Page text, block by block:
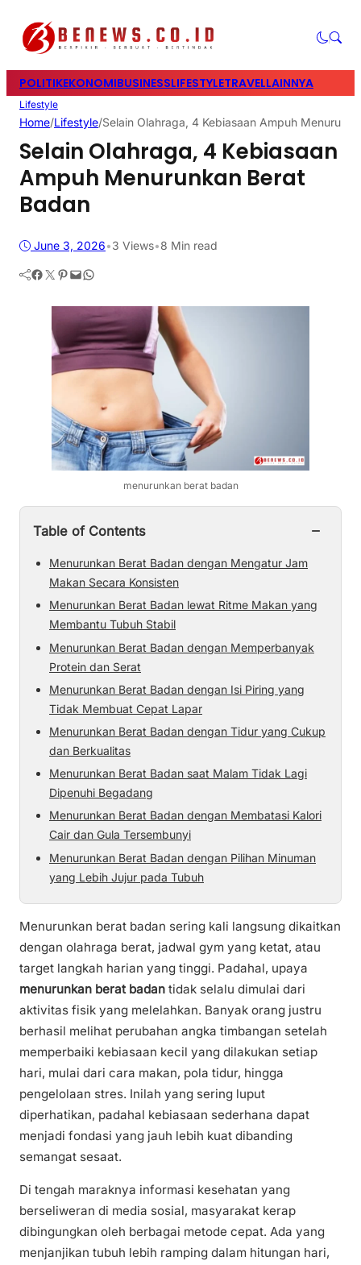
POLITIKEKONOMIBUSINESSLIFESTYLETRAVELLAINNYA
Lifestyle
Home/Lifestyle/Selain Olahraga, 4 Kebiasaan Ampuh
Selain Olahraga, 4 Kebiasaan
Ampuh Menurunkan Berat
Badan
June 3, 2026•3 Views•8 Min read
Facebook Twitter Pinterest Mail WhatsApp
menurunkan berat badan
Table of Contents −
Menurunkan Berat Badan dengan Mengatur Jam
Makan Secara Konsisten
Menurunkan Berat Badan lewat Ritme Makan yang
Membantu Tubuh Stabil
Menurunkan Berat Badan dengan Memperbanyak
Protein dan Serat
Menurunkan Berat Badan dengan Isi Piring yang
Tidak Membuat Cepat Lapar
Menurunkan Berat Badan dengan Tidur yang Cukup
dan Berkualitas
Menurunkan Berat Badan saat Malam Tidak Lagi
Dipenuhi Begadang
Menurunkan Berat Badan dengan Membatasi Kalori
Cair dan Gula Tersembunyi
Menurunkan Berat Badan dengan Pilihan Minuman
yang Lebih Jujur pada Tubuh
Menurunkan berat badan sering kali langsung dikaitkan
dengan olahraga berat, jadwal gym yang ketat, atau
target langkah harian yang tinggi. Padahal, upaya
menurunkan berat badan tidak selalu dimulai dari
aktivitas fisik yang melelahkan. Banyak orang justru
berhasil melihat perubahan angka timbangan setelah
memperbaiki kebiasaan kecil yang dilakukan setiap
hari, mulai dari cara makan, pola tidur, hingga
pengelolaan stres. Inilah yang sering luput
diperhatikan, padahal kebiasaan sederhana dapat
menjadi fondasi yang jauh lebih kuat dibanding
semangat sesaat.
Di tengah maraknya informasi kesehatan yang
berseliweran di media sosial, masyarakat kerap
dibingungkan oleh berbagai metode cepat. Ada yang
menjanjikan tubuh lebih ramping dalam hitungan hari,